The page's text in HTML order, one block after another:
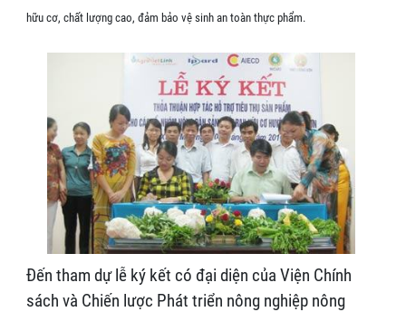
hữu cơ, chất lượng cao, đảm bảo vệ sinh an toàn thực phẩm.
Đến tham dự lễ ký kết có đại diện của Viện Chính
sách và Chiến lược Phát triển nông nghiệp nông